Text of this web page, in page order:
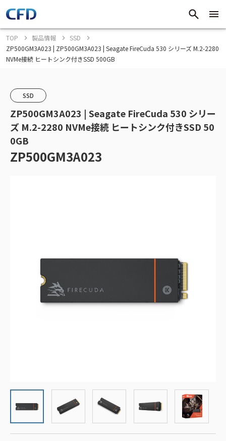
TOP 製品情報
SSD
ZP500GM3A023 | ZP500GM3A023 | Seagate FireCuda 530 シリーズ M.2-2280
NVMe接続 ヒートシンク付きSSD 500GB
SSD
ZP500GM3A023 | Seagate FireCuda 530 シリー
ズ M.2-2280 NVMe接続 ヒートシンク付きSSD 50
0GB
ZP500GM3A023